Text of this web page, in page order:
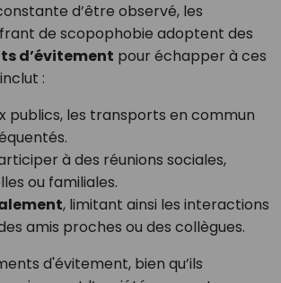
d’être observé, les
de scopophobie adoptent des
d’évitement pour échapper à ces
:
publics, les transports en commun
à des réunions sociales,
ou familiales.
, limitant ainsi les interactions
amis proches ou des collègues.
d'évitement, bien qu’ils